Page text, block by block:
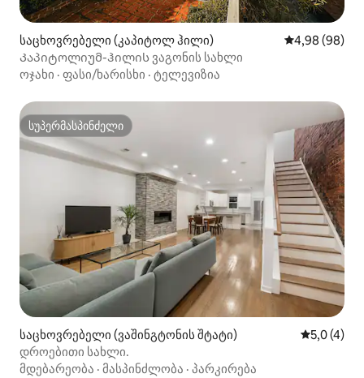
საცხოვრებელი (კაპიტოლ ჰილი) საშუალო
4,98 (98)
Კაპიტოლიუმ-ჰილის ვაგონის სახლი
ოჯახი · ფასი/ხარისხი · ტელევიზია
სუპერმასპინძელი
სუპერმასპინძელი
საცხოვრებელი (ვაშინგტონის შტატი) საშუალო
5,0 (4)
დროებითი სახლი.
მდებარეობა · მასპინძლობა · პარკირება